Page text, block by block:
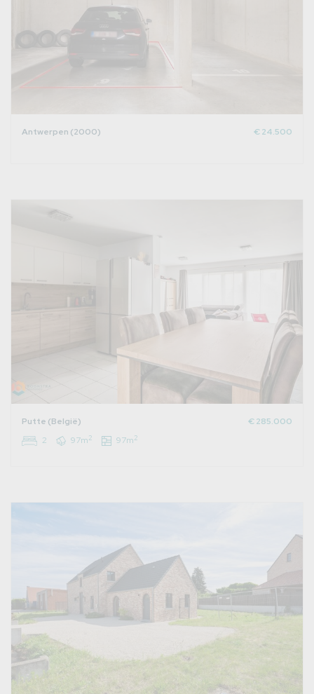
Antwerpen (2000) € 24.500
Putte (België)
€ 285.000
2
97m2 97m2